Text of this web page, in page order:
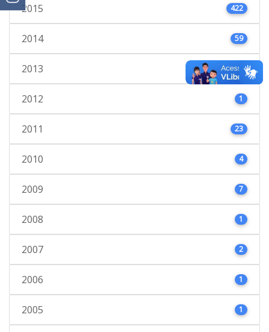
2015 422
2014 59
2013 45
2012 1
2011 23
2010 4
2009 7
2008 1
2007 2
2006 1
2005 1